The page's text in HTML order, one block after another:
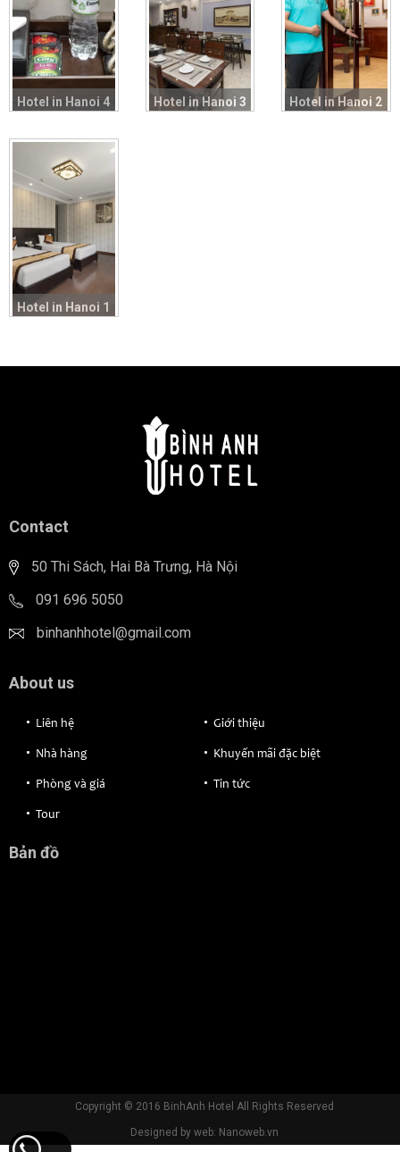
Hotel in Hanoi 4 Hotel in Hanoi 3 Hotel in Hanoi 2
Hotel in Hanoi 1
Contact
50 Thi Sách, Hai Bà Trưng, Hà Nội
091 696 5050
binhanhhotel@gmail.com
About us
Liên hệ Giới thiệu
Nhà hàng Khuyến mãi đặc biệt
Phòng và giá Tin tức
Tour
Bản đồ
Copyright © 2016 BinhAnh Hotel All Rights Reserved
Designed by web: Nanoweb.vn